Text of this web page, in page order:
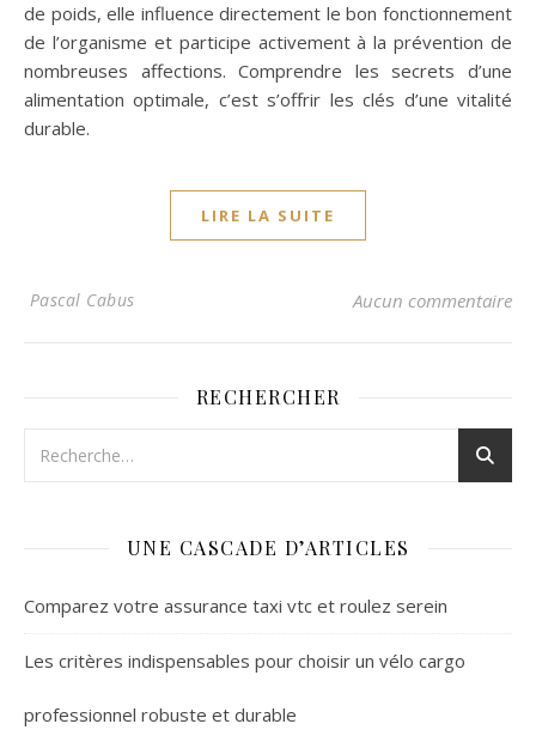
de poids, elle influence directement le bon fonctionnement
de l’organisme et participe activement à la prévention de
nombreuses affections. Comprendre les secrets d’une
alimentation optimale, c’est s’offrir les clés d’une vitalité
durable.
LIRE LA SUITE
Pascal Cabus Aucun commentaire
RECHERCHER
UNE CASCADE D’ARTICLES
Comparez votre assurance taxi vtc et roulez serein
Les critères indispensables pour choisir un vélo cargo
professionnel robuste et durable